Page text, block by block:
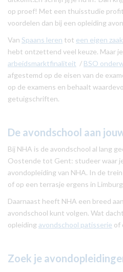
op proef! Met een thuisstudie
voordelen dan bij een opleiding
Van Spaans leren tot een eigen
hebt ontzettend veel keuze. Maar
arbeidsmarktfinaliteit / BSO
afgestemd op de eisen van de
op de examens en behaalt
getuigschriften.
De avondschool aan
Bij NHA is de avondschool al lang
Oostende tot Gent: studeer waar
avondopleiding van NHA. In de
of op een terrasje ergens in
Daarnaast heeft NHA een breed
avondschool kunt volgen. Wat
opleiding avondschool patisserie of
Zoek je